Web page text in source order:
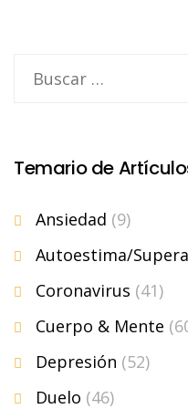
Temario de
Ansiedad (9)
Autoestima/
Coronavirus (41)
Cuerpo & Mente
Depresión (52)
Duelo (46)